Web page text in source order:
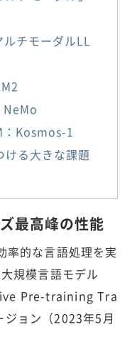
チモーダルLL
NeMo
：Kosmos-1
ける大きな課題
最高峰の性能
的な言語処理を実
規模言語モデル
Pre-training Tra
ョン（2023年5月